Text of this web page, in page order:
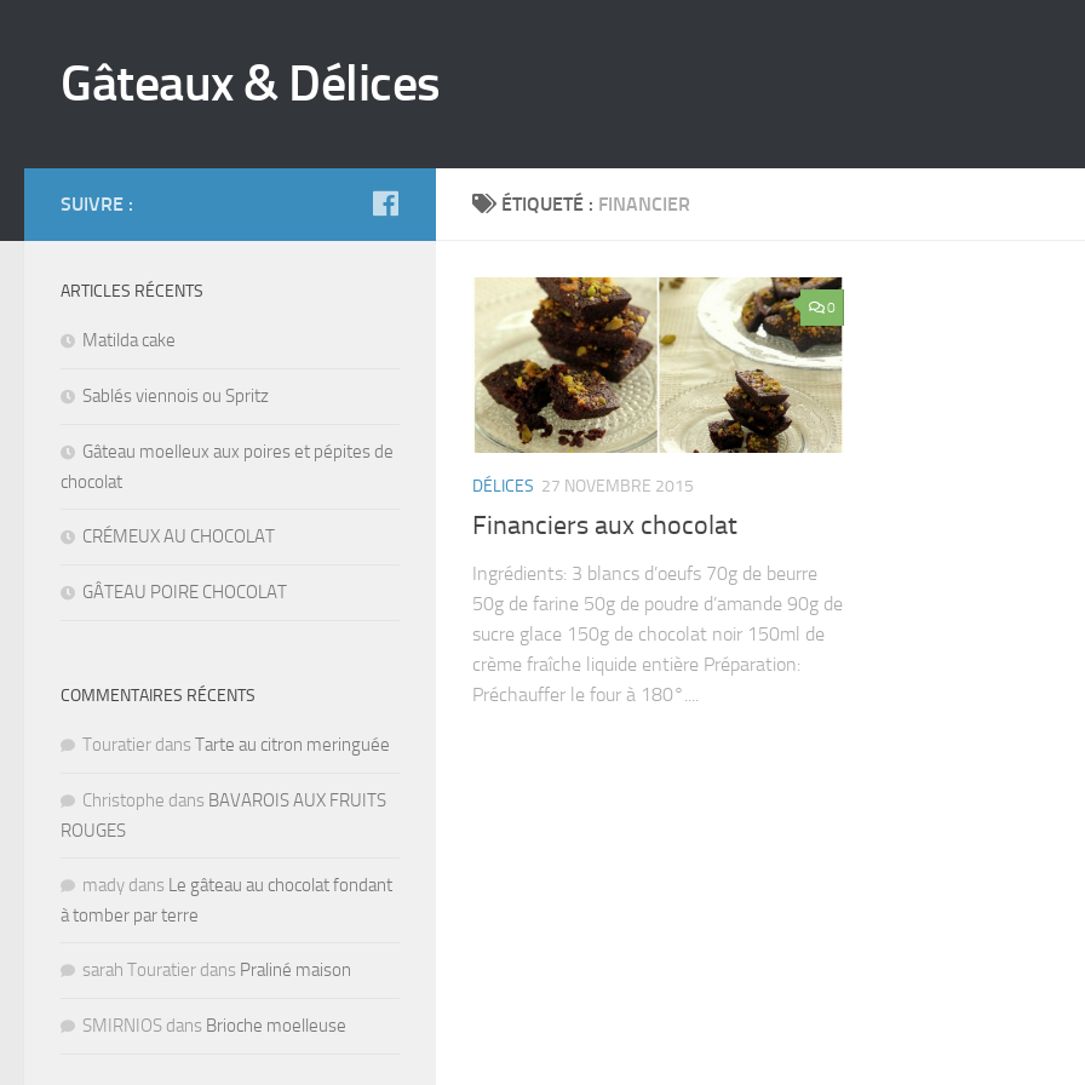
Gâteaux & Délices
ÉTIQUETÉ : FINANCIER
0
DÉLICES 27 NOVEMBRE 2015
Financiers aux chocolat
Ingrédients: 3 blancs d’oeufs 70g de beurre
50g de farine 50g de poudre d’amande 90g de
sucre glace 150g de chocolat noir 150ml de
crème fraîche liquide entière Préparation:
Préchauffer le four à 180°....
SUIVRE :
ARTICLES RÉCENTS
Matilda cake
Sablés viennois ou Spritz
Gâteau moelleux aux poires et pépites de
chocolat
CRÉMEUX AU CHOCOLAT
GÂTEAU POIRE CHOCOLAT
COMMENTAIRES RÉCENTS
Touratier dans Tarte au citron meringuée
Christophe dans BAVAROIS AUX FRUITS
ROUGES
mady dans Le gâteau au chocolat fondant
à tomber par terre
sarah Touratier dans Praliné maison
SMIRNIOS dans Brioche moelleuse